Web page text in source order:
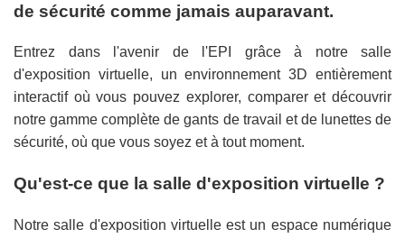
de sécurité comme jamais auparavant.
Entrez dans l'avenir de l'EPI grâce à notre salle
d'exposition virtuelle, un environnement 3D entièrement
interactif où vous pouvez explorer, comparer et découvrir
notre gamme complète de gants de travail et de lunettes de
sécurité, où que vous soyez et à tout moment.
Qu'est-ce que la salle d'exposition virtuelle ?
Notre salle d'exposition virtuelle est un espace numérique